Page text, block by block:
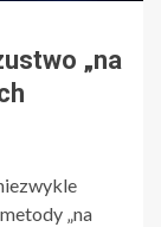
„na
„na